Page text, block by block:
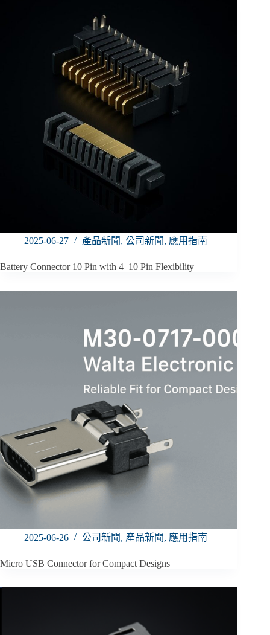
2025-06-27 產品新聞, 公司新聞, 應用指南
Battery Connector 10 Pin with 4–10 Pin Flexibility
2025-06-26 公司新聞, 產品新聞, 應用指南
Micro USB Connector for Compact Designs